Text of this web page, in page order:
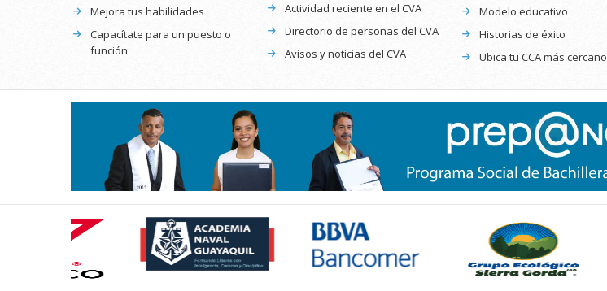
Mejora tus habilidades
Capacítate para un puesto o
función
Actividad reciente en el CVA
Directorio de personas del CVA
Avisos y noticias del CVA
Modelo educativo
Historias de éxito
Ubica tu CCA más cercano